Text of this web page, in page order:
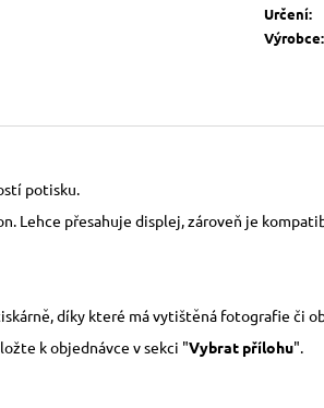
Určení:
Výrobce:
potisku.
Lehce přesahuje displej, zároveň je
díky které má vytištěná fotografie či
k objednávce v sekci "Vybrat přílohu".